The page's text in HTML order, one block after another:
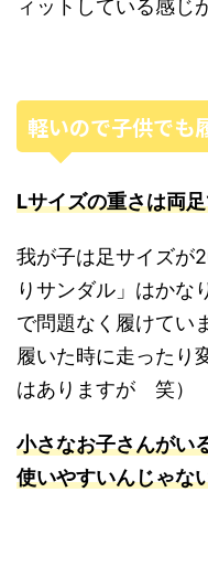
ィットしている感じ
軽いので子供でも
Lサイズの重さは両
我が子は足サイズが
りサンダル」はかな
で問題なく履けてい
履いた時に走ったり
はありますが 笑）
小さなお子さんがい
使いやすいんじゃな